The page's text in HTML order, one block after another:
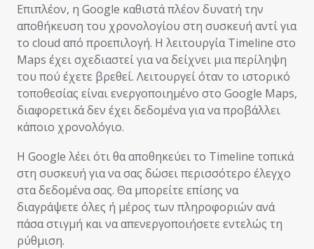
Επιπλέον, η Google καθιστά πλέον δυνατή την
αποθήκευση του χρονολογίου στη συσκευή αντί για
το cloud από προεπιλογή. Η λειτουργία Timeline στο
Maps έχει σχεδιαστεί για να δείχνει μια περίληψη
του πού έχετε βρεθεί. Λειτουργεί όταν το ιστορικό
τοποθεσίας είναι ενεργοποιημένο στο Google Maps,
διαφορετικά δεν έχει δεδομένα για να προβάλλει
κάποιο χρονολόγιο.
Η Google λέει ότι θα αποθηκεύει το Timeline τοπικά
στη συσκευή για να σας δώσει περισσότερο έλεγχο
στα δεδομένα σας. Θα μπορείτε επίσης να
διαγράψετε όλες ή μέρος των πληροφοριών ανά
πάσα στιγμή και να απενεργοποιήσετε εντελώς τη
ρύθμιση.